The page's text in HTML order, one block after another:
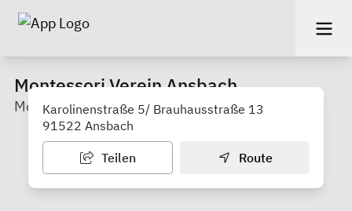
Montessori Verein Ansbach
Montessori Kinderhaus und Kinderhäuschen
Karolinenstraße 5/ Brauhausstraße 13
91522 Ansbach
Teilen Route